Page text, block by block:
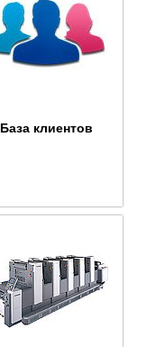
База клиентов